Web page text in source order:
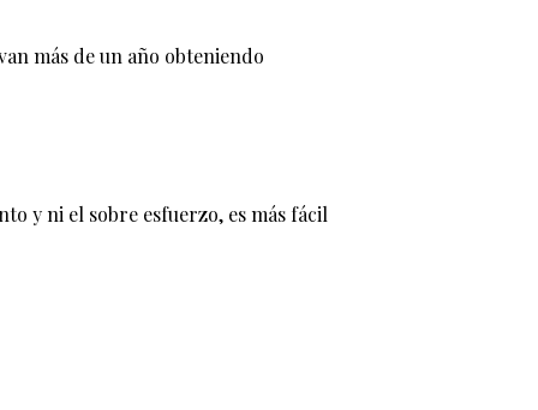
más de un año obteniendo
y ni el sobre esfuerzo, es más fácil